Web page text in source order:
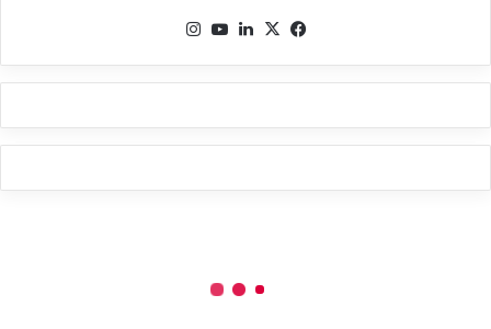
فيسبوك
‫X لينكدإن‫YouTube